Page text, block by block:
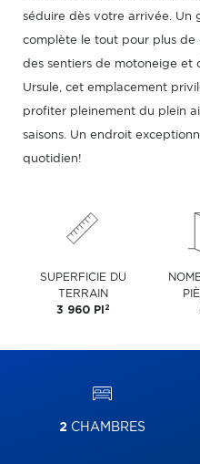
séduire dès votre arrivée. Un
complète le tout pour plus de
des sentiers de motoneige et
Ursule, cet emplacement
profiter pleinement du plein
saisons. Un endroit
quotidien!
SUPERFICIE DU
TERRAIN
3 960 PI 2
2CHAMBRES